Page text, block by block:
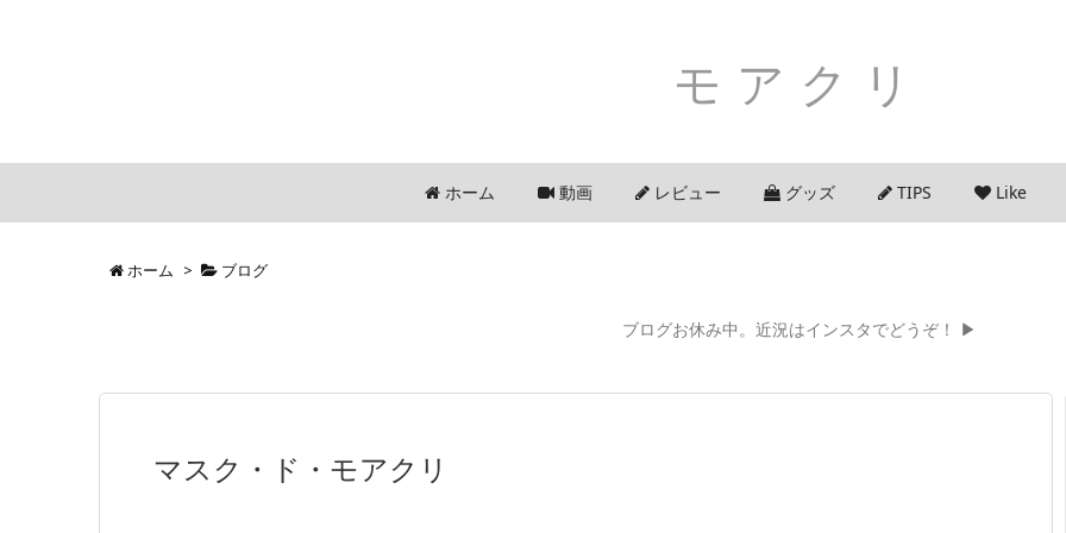
モアクリ
ホーム 動画 レビュー グッズ TIPS Like
ホーム > ブログ
ブログお休み中。近況はインスタでどうぞ！ ▶
マスク・ド・モアクリ